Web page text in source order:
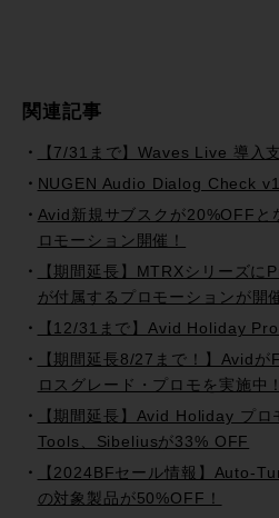
関連記事
【7/31まで】Waves Live 導入
NUGEN Audio Dialog Check
Avid新規サブスクが20%OFF
ロモーション開催！
【期間延長】MTRXシリーズ
が付属するプロモーションが開
【12/31まで】Avid Holiday
【期間延長8/27まで！】Avid
ロスグレード・プロモを実施中！
【期間延長】Avid Holiday プ
Tools、Sibeliusが33% OFF
【2024BFセール情報】Auto-
の対象製品が50%OFF！